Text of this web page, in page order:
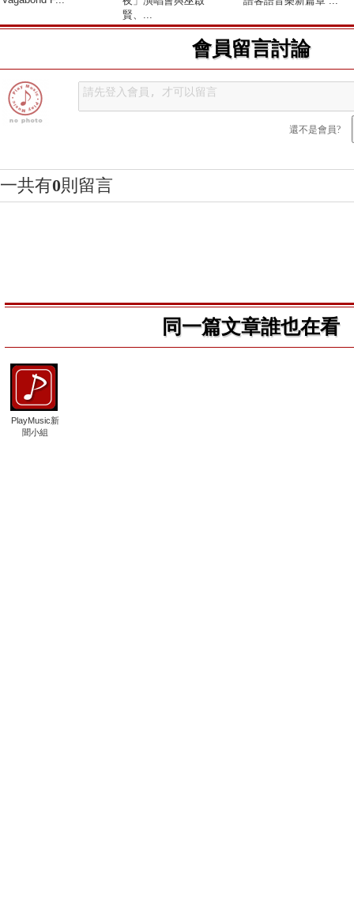
賢、...
會員留言討論
還不是會員?
一共有0則留言
同一篇文章誰也在看
PlayMusic新
聞小組